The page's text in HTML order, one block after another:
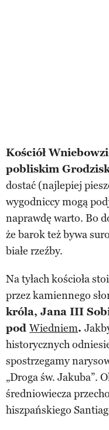
Kościół
pobliskim
dostać (najlepiej
wygodniccy mogą
naprawdę warto. Bo
że barok też bywa
białe rzeźby.
Na tyłach kościoła
przez kamiennego
króla, Jana III
pod Wiedniem.
historycznych
spostrzegamy
„Droga św. Jakuba”.
średniowiecza
hiszpańskiego